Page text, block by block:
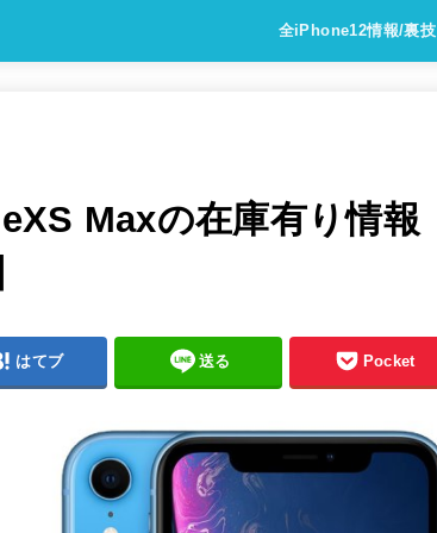
全iPhone12情報/裏技
Maxの在庫有り情報
はてブ 送る Pocket